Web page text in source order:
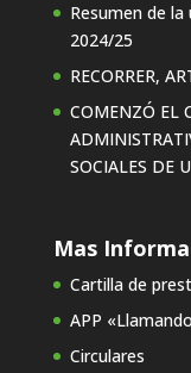
Resumen de
2024/25
RECORRER,
COMENZÓ EL
SOCIALES DE
Mas
Cartilla de
APP
Circulares